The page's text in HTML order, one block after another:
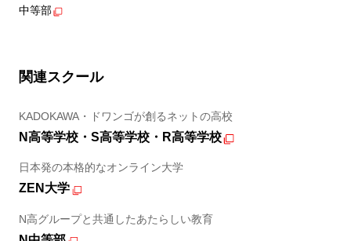
中等部
関連スクール
KADOKAWA・ドワンゴが創るネットの高校
N高等学校・S高等学校・R高等学校
日本発の本格的なオンライン大学
ZEN大学
N高グループと共通したあたらしい教育